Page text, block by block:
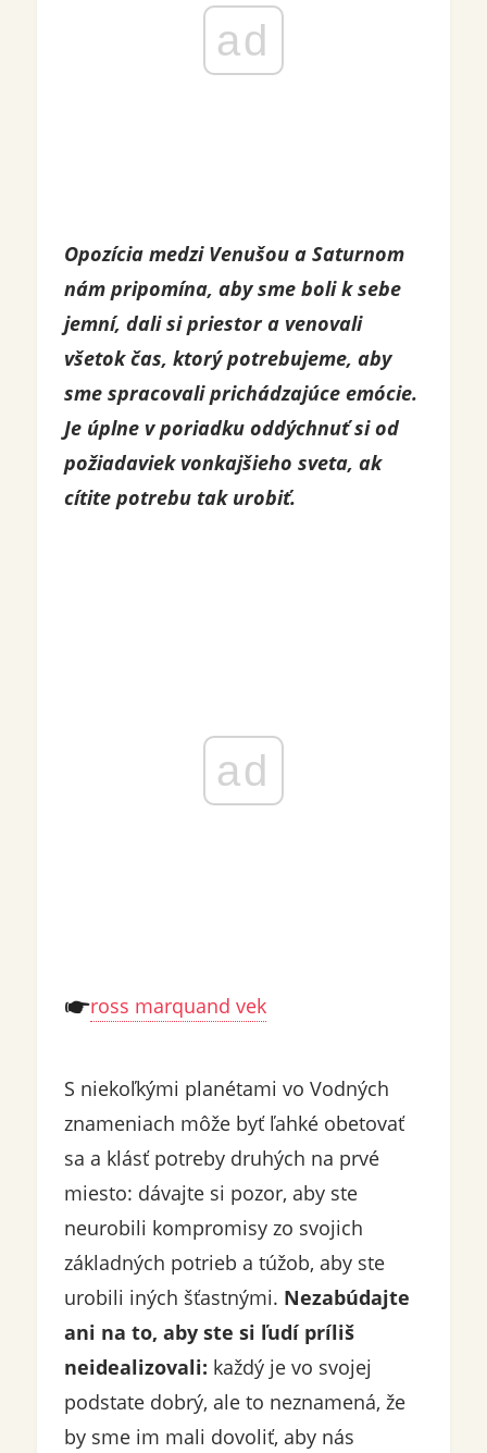
ad
Opozícia medzi Venušou a Saturnom
nám pripomína, aby sme boli k sebe
jemní, dali si priestor a venovali
všetok čas, ktorý potrebujeme, aby
sme spracovali prichádzajúce emócie.
Je úplne v poriadku oddýchnuť si od
požiadaviek vonkajšieho sveta, ak
cítite potrebu tak urobiť.
ad
ross marquand vek
S niekoľkými planétami vo Vodných
znameniach môže byť ľahké obetovať
sa a klásť potreby druhých na prvé
miesto: dávajte si pozor, aby ste
neurobili kompromisy zo svojich
základných potrieb a túžob, aby ste
urobili iných šťastnými. Nezabúdajte
ani na to, aby ste si ľudí príliš
neidealizovali: každý je vo svojej
podstate dobrý, ale to neznamená, že
by sme im mali dovoliť, aby nás